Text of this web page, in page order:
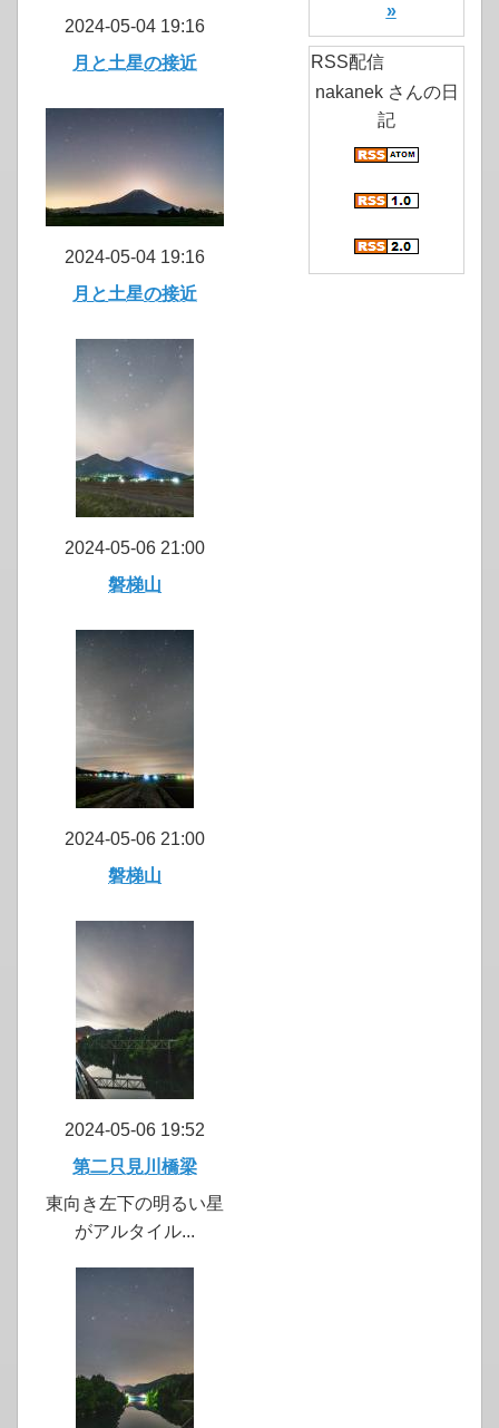
2024-05-04 19:16
月と土星の接近
2024-05-04 19:16
月と土星の接近
2024-05-06 21:00
磐梯山
2024-05-06 21:00
磐梯山
2024-05-06 19:52
第二只見川橋梁
東向き左下の明るい星
がアルタイル...
»
RSS配信
nakanek さんの日
記